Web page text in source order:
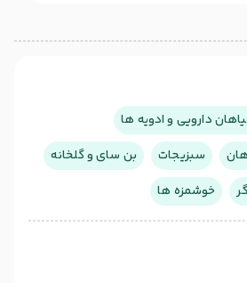
دارویی و ادویه ها
سبزیجات
بن سای و گلخانه
خوشمزه ها